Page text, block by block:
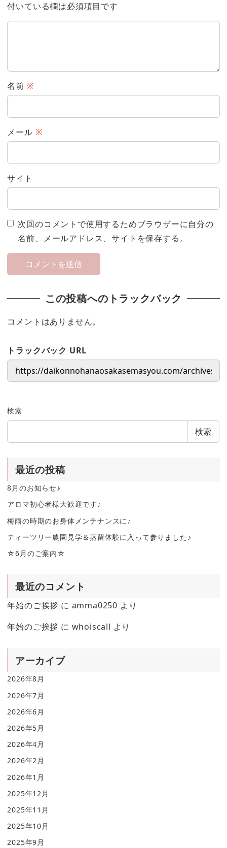
付いている欄は必須項目です
名前 ※
メール ※
サイト
次回のコメントで使用するためブラウザーに自分の
名前、メールアドレス、サイトを保存する。
この投稿へのトラックバック
コメントはありません。
トラックバック URL
検索
検索
最近の投稿
8月のお知らせ♪
アロマ初心者様大歓迎です♪
梅雨の時期のお身体メンテナンスに♪
ティーツリー農園見学＆蒸留体験に入って参りました♪
☆6月のご案内☆
最近のコメント
年始のご挨拶 に amma0250 より
年始のご挨拶 に whoiscall より
アーカイブ
2026年8月
2026年7月
2026年6月
2026年5月
2026年4月
2026年2月
2026年1月
2025年12月
2025年11月
2025年10月
2025年9月